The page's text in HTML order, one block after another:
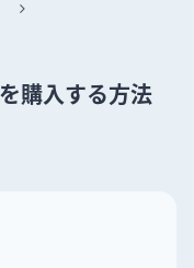

購入する方法